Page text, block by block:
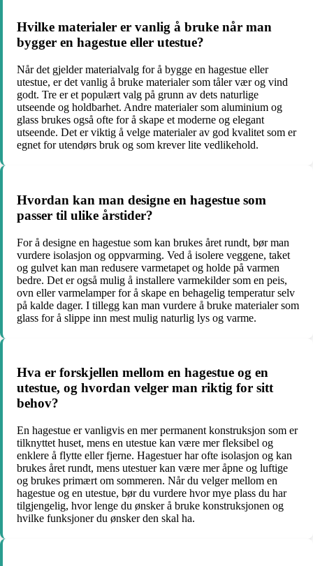
Hvilke materialer er vanlig å bruke når man
bygger en hagestue eller utestue?
Når det gjelder materialvalg for å bygge en hagestue eller
utestue, er det vanlig å bruke materialer som tåler vær og vind
godt. Tre er et populært valg på grunn av dets naturlige
utseende og holdbarhet. Andre materialer som aluminium og
glass brukes også ofte for å skape et moderne og elegant
utseende. Det er viktig å velge materialer av god kvalitet som er
egnet for utendørs bruk og som krever lite vedlikehold.
Hvordan kan man designe en hagestue som
passer til ulike årstider?
For å designe en hagestue som kan brukes året rundt, bør man
vurdere isolasjon og oppvarming. Ved å isolere veggene, taket
og gulvet kan man redusere varmetapet og holde på varmen
bedre. Det er også mulig å installere varmekilder som en peis,
ovn eller varmelamper for å skape en behagelig temperatur selv
på kalde dager. I tillegg kan man vurdere å bruke materialer som
glass for å slippe inn mest mulig naturlig lys og varme.
Hva er forskjellen mellom en hagestue og en
utestue, og hvordan velger man riktig for sitt
behov?
En hagestue er vanligvis en mer permanent konstruksjon som er
tilknyttet huset, mens en utestue kan være mer fleksibel og
enklere å flytte eller fjerne. Hagestuer har ofte isolasjon og kan
brukes året rundt, mens utestuer kan være mer åpne og luftige
og brukes primært om sommeren. Når du velger mellom en
hagestue og en utestue, bør du vurdere hvor mye plass du har
tilgjengelig, hvor lenge du ønsker å bruke konstruksjonen og
hvilke funksjoner du ønsker den skal ha.